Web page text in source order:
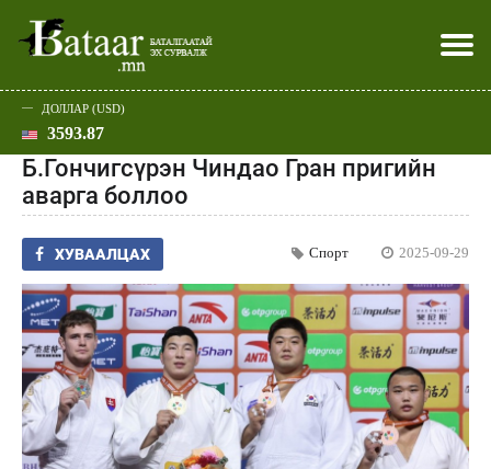
Эхлэл
Улс төр
Нийгэм
Эдийн засаг
Дэлхий
Спорт
Шар
Батаар юу хэлэв
Хэвлэл мэдээллээр
ДОЛЛАР (USD)
3593.87
Б.Гончигсүрэн Чиндао Гран пригийн
аварга боллоо
ХУВААЛЦАХ Спорт 2025-09-29